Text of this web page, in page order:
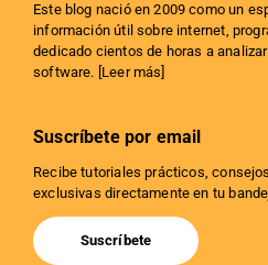
Este blog nació en 2009 como un
información útil sobre internet,
dedicado cientos de horas a
software. [ Leer más
Suscríbete por email
Recibe tutoriales prácticos,
exclusivas directamente en tu
Suscríbete